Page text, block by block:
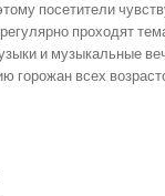
посетители
проходят
и музыкальные
горожан всех